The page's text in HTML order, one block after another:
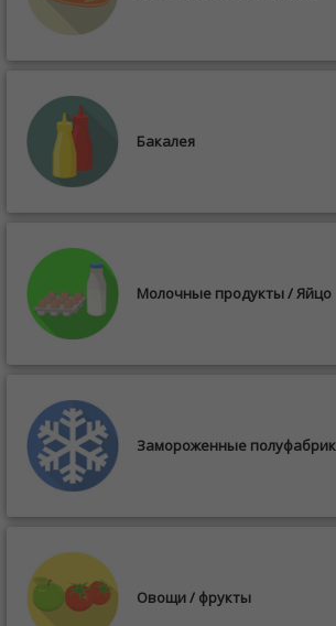
Бакалея
Молочные продукты / Яйцо
Замороженные
Овощи / фрукты